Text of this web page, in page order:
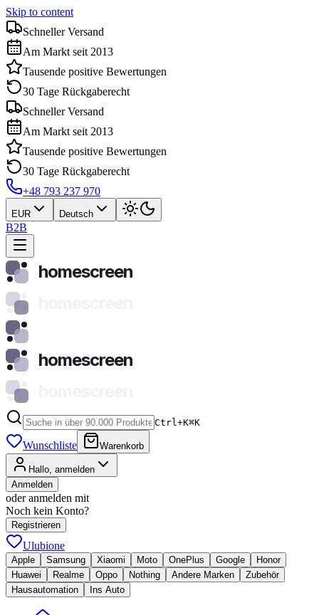
Skip to content
Schneller Versand
Am Markt seit 2013
Tausende positive Bewertungen
30 Tage Rückgaberecht
Schneller Versand
Am Markt seit 2013
Tausende positive Bewertungen
30 Tage Rückgaberecht
+48 793 237 970
EUR Deutsch
B2B
homescreen
homescreen
Ctrl+K⌘K
Wunschliste Warenkorb
Hallo, anmelden
Anmelden
oder anmelden mit
Noch kein Konto?
Registrieren
Ulubione
Apple Samsung Xiaomi Moto OnePlus Google
Honor
Huawei
Realme Oppo Nothing Andere Marken
Zubehör
Hausautomation
Ins Auto